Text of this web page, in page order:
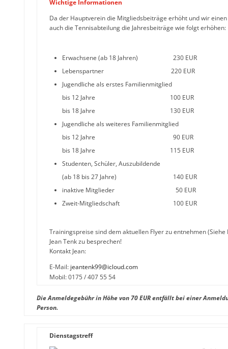
Wichtige Informationen
Da der Hauptverein die Mitgliedsbeiträge erhöht und wir
auch die Tennisabteilung die Jahresbeiträge wie folgt erhöhen:
Erwachsene (ab 18 Jahren) 230 EUR
Lebenspartner 220 EUR
Jugendliche als erstes Familienmitglied
bis 12 Jahre 100 EUR
bis 18 Jahre 130 EUR
Jugendliche als weiteres Familienmitglied
bis 12 Jahre 90 EUR
bis 18 Jahre 115 EUR
Studenten, Schüler, Auszubildende
(ab 18 bis 27 Jahre) 140 EUR
inaktive Mitglieder 50 EUR
Zweit-Mitgliedschaft 100 EUR
Trainingspreise sind dem aktuellen Flyer zu entnehmen
Jean Tenk zu besprechen!
Kontakt Jean:
E-Mail: jeantenk99@icloud.com
Mobil: 0175 / 407 55 54
Die Anmeldegebühr in Höhe von 70 EUR entfällt bei einer
Person.
Dienstagstreff